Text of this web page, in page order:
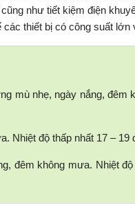
như tiết kiệm điện
thiết bị có công suất lớn
mù nhẹ, ngày nắng, đêm
Nhiệt độ thấp nhất 17 – 19
đêm không mưa. Nhiệt